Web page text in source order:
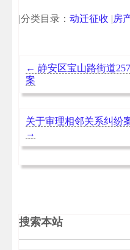
|分类目录： 动迁征收 |房
← 静安区宝山路街道
案
关于审理相邻关系纠纷
→
搜索本站